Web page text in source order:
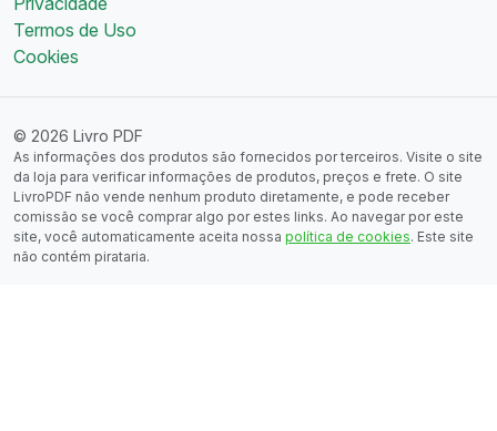
Termos de Uso
Cookies
© 2026 Livro PDF
As informações dos produtos são fornecidos por terceiros. Visite o site
da loja para verificar informações de produtos, preços e frete. O site
LivroPDF não vende nenhum produto diretamente, e pode receber
comissão se você comprar algo por estes links. Ao navegar por este
site, você automaticamente aceita nossa política de cookies. Este site
não contém pirataria.